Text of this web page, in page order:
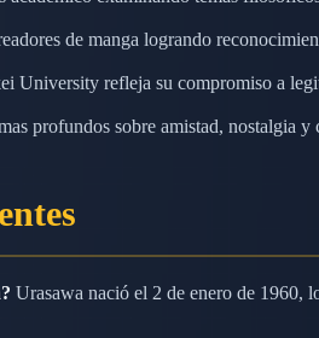
de manga logrando
University refleja su compromiso a
profundos sobre amistad, nostalgia y
Urasawa nació el 2 de enero de 1960,